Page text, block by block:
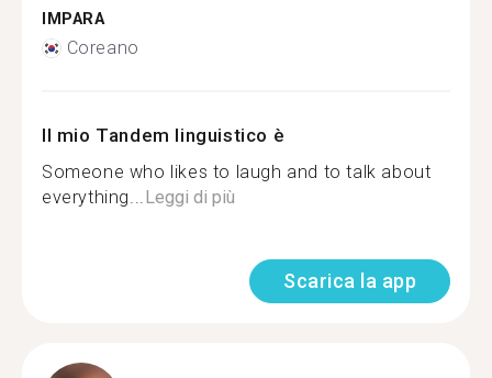
IMPARA
Coreano
Il mio Tandem linguistico è
Someone who likes to laugh and to talk about
everything...Leggi di più
Scarica la app